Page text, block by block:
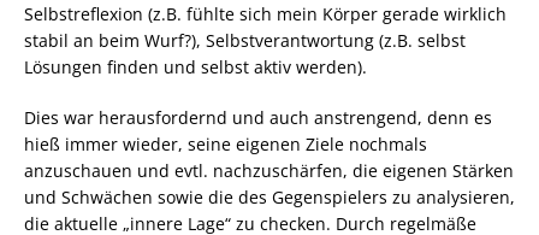
Selbstreflexion (z.B. fühlte sich mein Körper gerade wirklich
stabil an beim Wurf?), Selbstverantwortung (z.B. selbst
Lösungen finden und selbst aktiv werden).
Dies war herausfordernd und auch anstrengend, denn es
hieß immer wieder, seine eigenen Ziele nochmals
anzuschauen und evtl. nachzuschärfen, die eigenen Stärken
und Schwächen sowie die des Gegenspielers zu analysieren,
die aktuelle „innere Lage“ zu checken. Durch regelmäße